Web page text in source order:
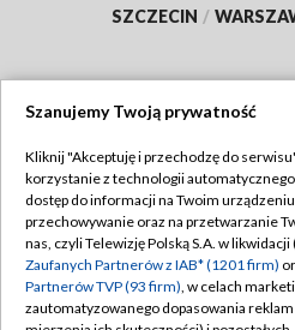
SZCZECIN /
TVP
Abonament TVP
Emisja w TVP
Centrum informacji TVP
Polityka
Moje
Szanujemy Twoją prywatność
Kliknij "Akceptuję i przechodzę do
korzystanie z technologii
dostęp do informacji na Twoim
przechowywanie oraz na przetwarzanie
nas, czyli Telewizję Polską S.A. w
Zaufanych Partnerów z IAB* (1201 firm)
Partnerów TVP (93 firm), w celach
zautomatyzowanego dopasowania